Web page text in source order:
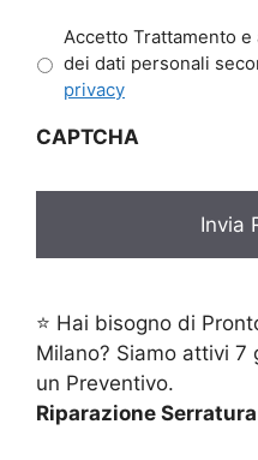
Accetto Trattamento
dei dati personali
privacy
CAPTCHA
⭐ Hai bisogno di
Milano? Siamo attivi 7
un Preventivo.
Riparazione Serratura